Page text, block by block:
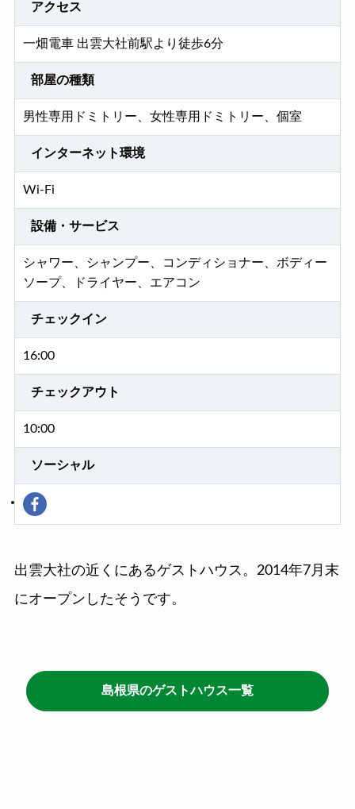
アクセス
一畑電車 出雲大社前駅より徒歩6分
部屋の種類
男性専用ドミトリー、女性専用ドミトリー、個室
インターネット環境
Wi-Fi
設備・サービス
シャワー、シャンプー、コンディショナー、ボディー
ソープ、ドライヤー、エアコン
チェックイン
16:00
チェックアウト
10:00
ソーシャル
出雲大社の近くにあるゲストハウス。2014年7月末
にオープンしたそうです。
島根県のゲストハウス一覧